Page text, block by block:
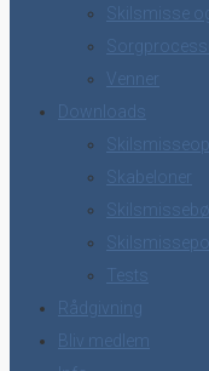
Skilsmisse
Venner
Downloads
Skabeloner
Tests
Rådgivning
Bliv medlem